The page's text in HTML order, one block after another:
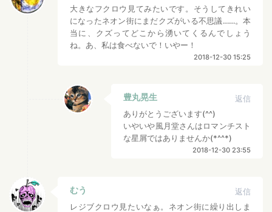
大きなフクロウ見てみたいです。そうしてきれい
になったネオン街にまだクズがいる不思議……。本
当に、クズってどこから湧いてくるんでしょう
ね。あ、私は食べないで！いやー！
2018-12-30 15:25
豊丸晃生
返信
ありがとうございます(^^)
いやいや風月堂さんはロマンチスト
な星屑ではありませんか(*^^*)
2018-12-30 23:55
むう
返信
レジブクロウ見たいなぁ。ネオン街に繰り出しま